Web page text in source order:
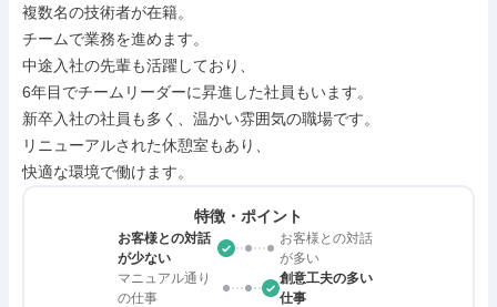
複数名の技術者が在籍。
チームで業務を進めます。
中途入社の先輩も活躍しており、
6年目でチームリーダーに昇進した社員もいます。
新卒入社の社員も多く、温かい雰囲気の職場です。
リニューアルされた休憩室もあり、
快適な環境で働けます。
特徴・ポイント
お客様との対話
が少ない
お客様との対話
が多い
マニュアル通り
の仕事
創意工夫の多い
仕事